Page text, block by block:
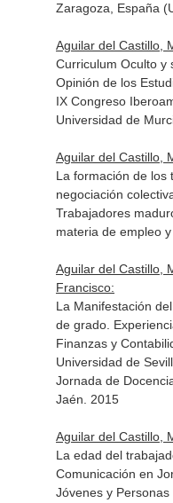
Zaragoza, España
Aguilar del Castillo,
Curriculum Oculto y
Opinión de los
IX Congreso
Universidad de
Aguilar del Castillo,
La formación de los
negociación
Trabajadores
materia de empleo
Aguilar del Castillo,
Francisco:
La Manifestación
de grado.
Finanzas y
Universidad de
Jornada de
Jaén. 2015
Aguilar del Castillo,
La edad del
Comunicación en
Jóvenes y